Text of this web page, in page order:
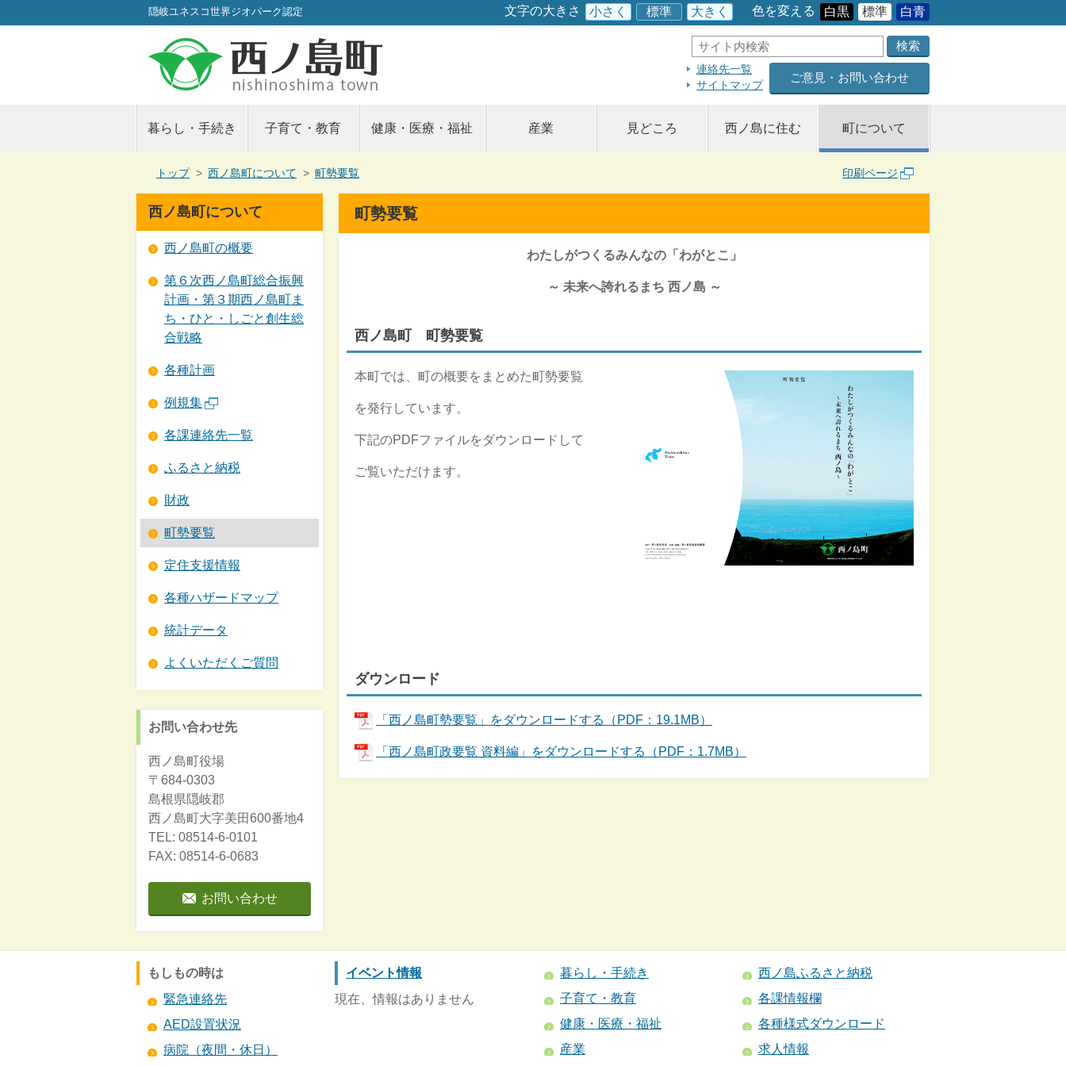
このページの本文へ
隠岐ユネスコ世界ジオパーク認定 文字の大きさ 小さく 標準 大きく 色を変える 白黒 標準 白青
サ
イ
ト
内
検
連絡先一覧
サイトマップ
ご意見・お問い合わせ
暮らし・手続き 子育て・教育 健康・医療・福祉 産業 見どころ 西ノ島に住む 町について
現
の
位
置：
トップ > 西ノ島町について > 町勢要覧 印刷ページ
町勢要覧
わたしがつくるみんなの「わがとこ」
～ 未来へ誇れるまち 西ノ島 ～
西ノ島町 町勢要覧
本町では、町の概要をまとめた町勢要覧
を発行しています。
下記のPDFファイルをダウンロードして
ご覧いただけます。
ダウンロード
「西ノ島町勢要覧」をダウンロードする（PDF：19.1MB）
「西ノ島町政要覧 資料編」をダウンロードする（PDF：1.7MB）
西ノ島町について
西ノ島町の概要
第６次西ノ島町総合振興
計画・第３期西ノ島町ま
ち・ひと・しごと創生総
合戦略
各種計画
例規集
各課連絡先一覧
ふるさと納税
財政
町勢要覧
定住支援情報
各種ハザードマップ
統計データ
よくいただくご質問
お問い合わせ先
西ノ島町役場
〒684-0303
島根県隠岐郡
西ノ島町大字美田600番地4
TEL: 08514-6-0101
FAX: 08514-6-0683
お問い合わせ
もしもの時は
緊急連絡先
AED設置状況
病院（夜間・休日）
イベント情報
現在、情報はありません
暮らし・手続き
子育て・教育
健康・医療・福祉
産業
西ノ島ふるさと納税
各課情報欄
各種様式ダウンロード
求人情報